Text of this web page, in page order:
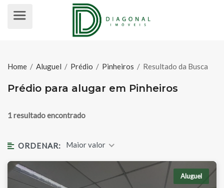
Home / Aluguel / Prédio / Pinheiros / Resultado da Busca
Prédio para alugar em Pinheiros
1 resultado encontrado
ORDENAR: Maior valor
Aluguel